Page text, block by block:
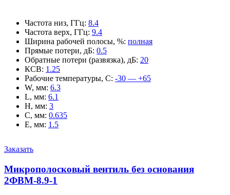
Частота низ, ГГц: 8.4
Частота верх, ГГц: 9.4
Ширина рабочей полосы, %: полная
Прямые потери, дБ: 0.5
Обратные потери (развязка), дБ: 20
КСВ: 1.25
Рабочие температуры, С: -30 — +65
W, мм: 6.3
L, мм: 6.1
H, мм: 3
C, мм: 0.635
E, мм: 1.5
Заказать
Микрополосковый вентиль без основания
2ФВМ-8.9-1